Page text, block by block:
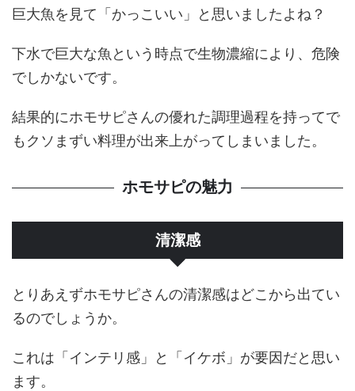
巨大魚を見て「かっこいい」と思いましたよね？
下水で巨大な魚という時点で生物濃縮により、危険
でしかないです。
結果的にホモサピさんの優れた調理過程を持ってで
もクソまずい料理が出来上がってしまいました。
ホモサピの魅力
清潔感
とりあえずホモサピさんの清潔感はどこから出てい
るのでしょうか。
これは「インテリ感」と「イケボ」が要因だと思い
ます。